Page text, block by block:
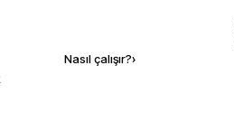
Nasıl çalışır?›